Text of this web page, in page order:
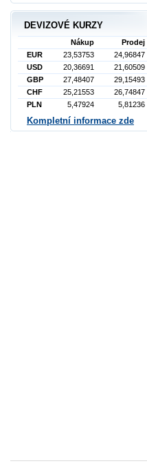
DEVIZOVÉ KURZY
Nákup
Prodej
EUR
23,53753
24,96847
USD
20,36691
21,60509
GBP
27,48407
29,15493
CHF
25,21553
26,74847
PLN
5,47924 5,81236
Kompletní informace zde